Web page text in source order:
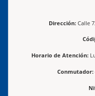
Dirección: Calle
Horario de Atención:
Conmutador: